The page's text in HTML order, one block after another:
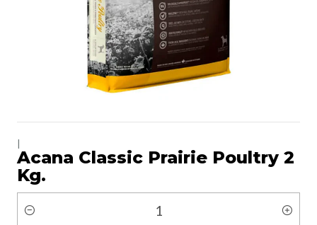
Acana Classic Prairie Poultry 2
Kg.
Cantidad